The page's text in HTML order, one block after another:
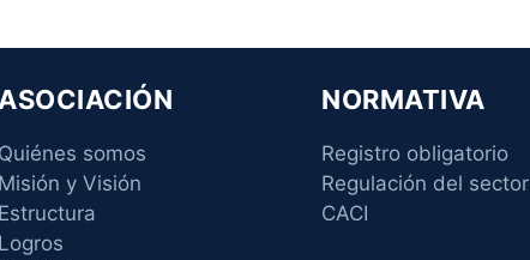
ASOCIACIÓN
Quiénes somos
Misión y Visión
Estructura
Logros
NORMATIVA
Registro obligatorio
Regulación del sector
CACI